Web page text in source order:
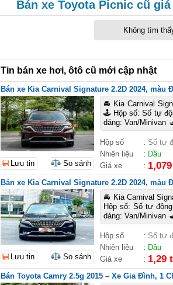
Bán xe Toyota Picnic cũ
Không tìm
Tin bán xe hơi, ôtô cũ mới cập nhật
Bán xe Kia Carnival Signature 2.2D 2024, màu
🚘 Kia Carnival
🕹️ Hộp số: Số tự
dáng: Van/Minivan
Hộp số : Số tự
Nhiên liệu
: Dầu
Giá xe
:
Lưu tin So sánh
Bán xe Kia Carnival Signature 2.2D 2024, màu
🚘 Kia Carnival
Hộp số: Số tự
dáng: Van/Minivan
Hộp số : Số tự
Nhiên liệu
: Dầu
Giá xe
: 1,29
Lưu tin So sánh
Bán Toyota Camry 2.5g 2015 – Xe Gia Đình, 1